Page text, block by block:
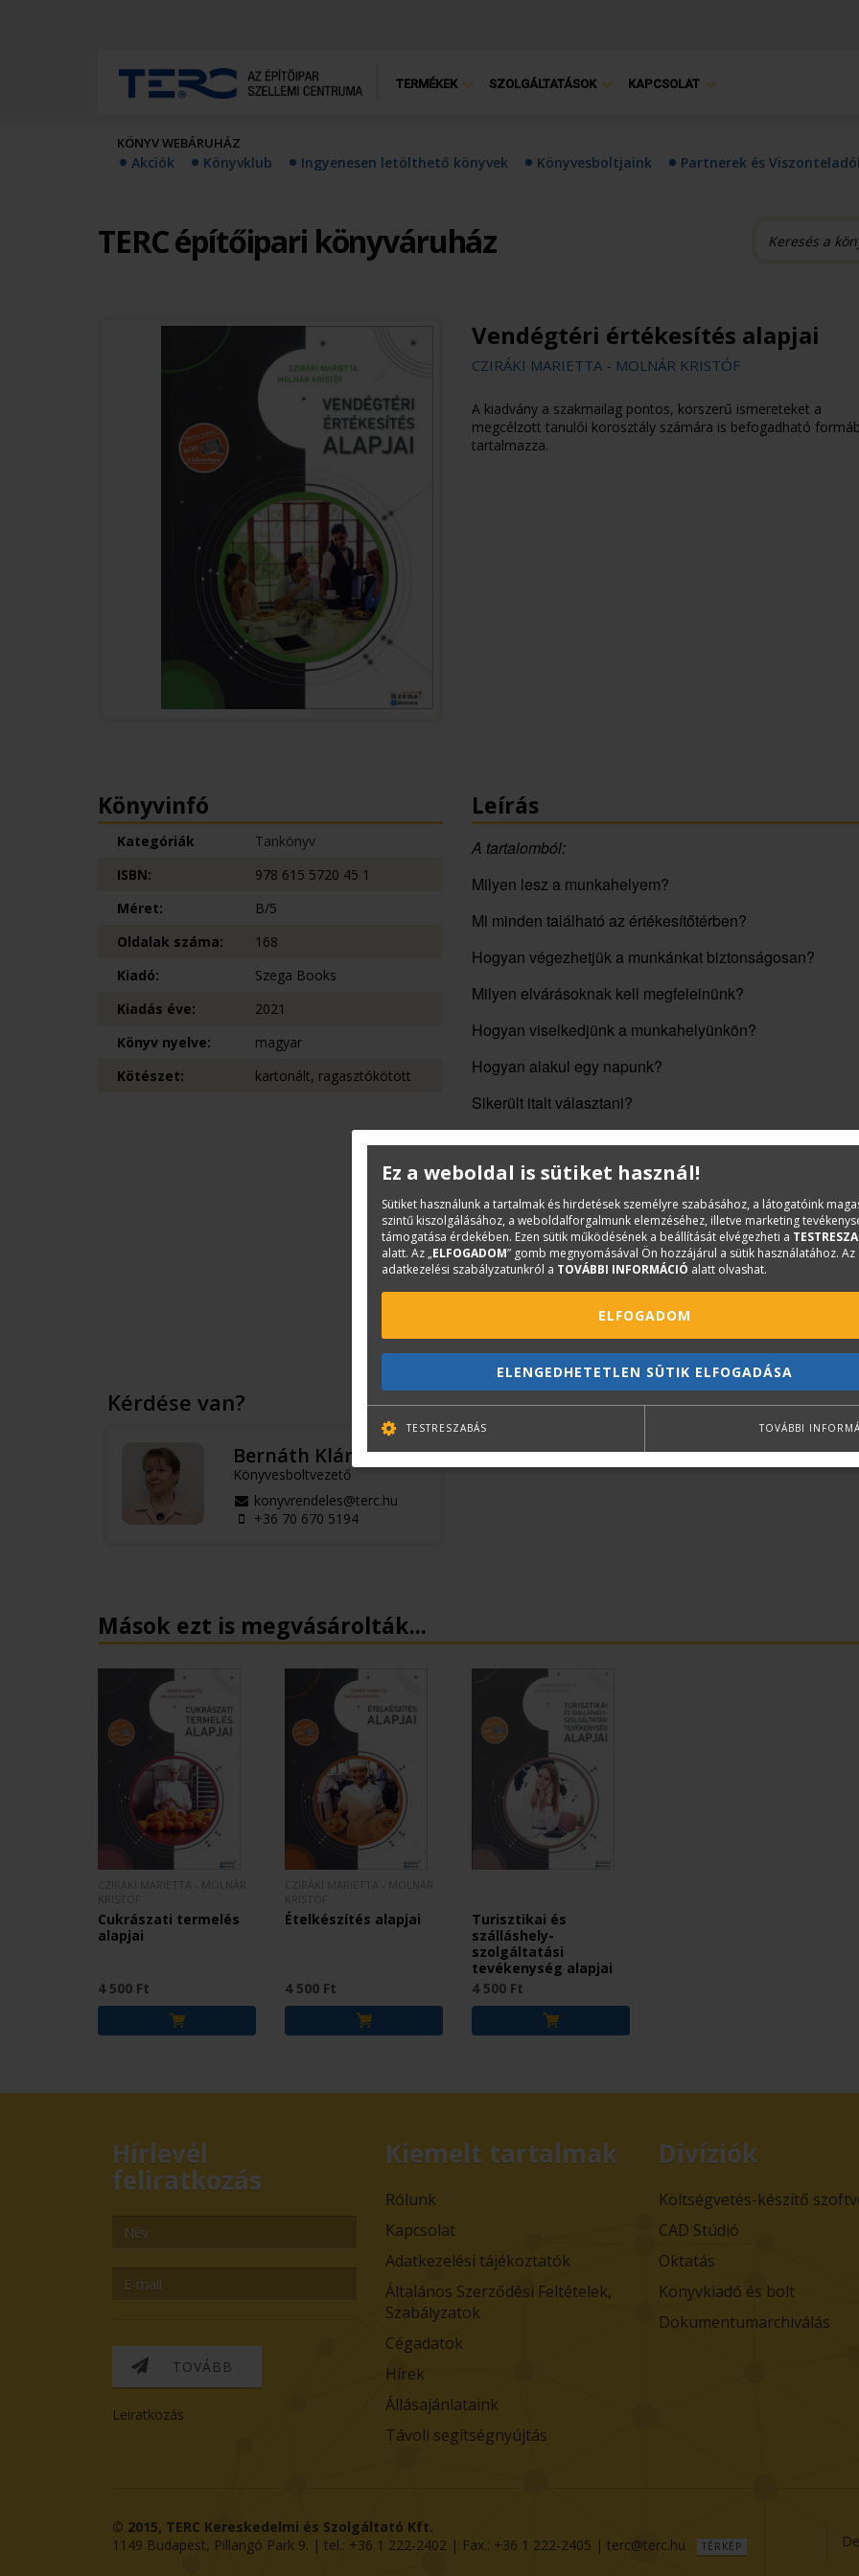
TERMÉKEK SZOLGÁLTATÁSOK KAPCSOLAT
KÖNYV WEBÁRUHÁZ
Akciók Könyvklub Ingyenesen letölthető könyvek Könyvesboltjaink Partnerek és
TERC építőipari könyváruház
Vendégtéri értékesítés alapjai
CZIRÁKI MARIETTA - MOLNÁR KRISTÓF
A kiadvány a szakmailag pontos, korszerű ismereteket a
megcélzott tanulói korosztály számára is befogadható
tartalmazza.
Leírás
A tartalomból:
Milyen lesz a munkahelyem?
Mi minden található az értékesítőtérben?
Hogyan végezhetjük a munkánkat biztonságosan?
Milyen elvárásoknak kell megfelelnünk?
Hogyan viselkedjünk a munkahelyünkön?
Hogyan alakul egy napunk?
Sikerült italt választani?
Miből áll az alapvizsga? (Digitális extra fejezet)
A nyomtatott könyvhözdigitális hozzáférés is jár, amely
ábrákkal, kiegészítő fotókkal, valamint egy plusz
alapvizsgára készíti fel a diákokat.
Könyvinfó
Kategóriák
Tankönyv
ISBN:
978 615 5720 45 1
Méret:
B/5
Oldalak száma:
168
Kiadó:
Szega Books
Kiadás éve:
2021
Könyv nyelve:
magyar
Kötészet:
kartonált, ragasztókötött
Kérdése van?
Bernáth Klára
Könyvesboltvezető
konyvrendeles@terc.hu
+36 70 670 5194
Mások ezt is megvásárolták...
Cukrászati termelés
alapjai
4 500 Ft
Ételkészítés alapjai
4 500 Ft
Turisztikai és
szálláshely-
szolgáltatási
tevékenység alapjai
4 500 Ft
Hírlevél
feliratkozás
TOVÁBB
Leiratkozás
Kiemelt tartalmak
Rólunk
Kapcsolat
Adatkezelési tájékoztatók
Általános Szerződési Feltételek,
Szabályzatok
Cégadatok
Hírek
Állásajánlataink
Távoli segítségnyújtás
Divíziók
Költségvetés-készítő
CAD Stúdió
Oktatás
Könyvkiadó és bolt
Dokumentumarchiválás
© 2015, TERC Kereskedelmi és Szolgáltató Kft.
1149 Budapest, Pillangó Park 9. | tel.: +36 1 222-2402 | Fax.: +36 1 222-2405 | terc@terc.hu TÉRKÉP
Ez a weboldal is sütiket használ!
Sütiket használunk a tartalmak és hirdetések személyre szabásához, a látogatóink
szintű kiszolgálásához, a weboldalforgalmunk elemzéséhez, illetve marketing
támogatása érdekében. Ezen sütik működésének a beállítását elvégezheti a
alatt. Az „ELFOGADOM” gomb megnyomásával Ön hozzájárul a sütik használatához. Az
adatkezelési szabályzatunkról a TOVÁBBI INFORMÁCIÓ alatt olvashat.
ELFOGADOM
ELENGEDHETETLEN SÜTIK ELFOGADÁSA
TESTRESZABÁS TOVÁBBI